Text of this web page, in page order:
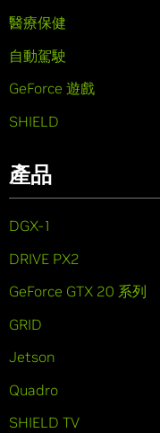
醫療保健
自動駕駛
GeForce 遊戲
SHIELD
產品
DGX-1
DRIVE PX2
GeForce GTX 20 系列
GRID
Jetson
Quadro
SHIELD TV